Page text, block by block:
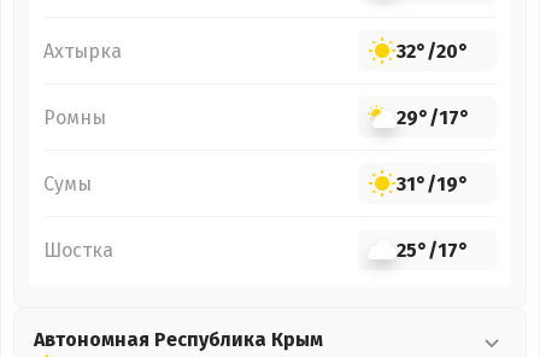
Ахтырка 32°/20°
Ромны 29°/17°
Сумы 31°/19°
Шостка 25°/17°
Автономная Республика Крым